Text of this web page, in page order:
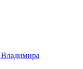
Владимира